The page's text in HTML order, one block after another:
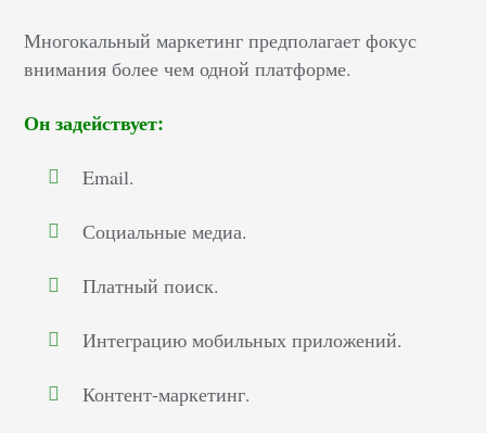
Многокальный маркетинг предполагает фокус
внимания более чем одной платформе.
Он задействует:
Email.
Социальные медиа.
Платный поиск.
Интеграцию мобильных приложений.
Контент-маркетинг.